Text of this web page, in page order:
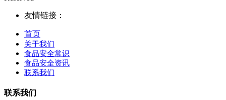
友情链接：
首页
关于我们
食品安全常识
食品安全资讯
联系我们
联系我们